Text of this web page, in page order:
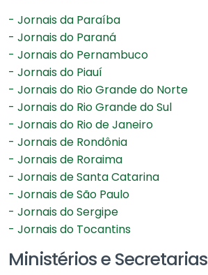
- Jornais da Paraíba
- Jornais do Paraná
- Jornais do Pernambuco
- Jornais do Piauí
- Jornais do Rio Grande do Norte
- Jornais do Rio Grande do Sul
- Jornais do Rio de Janeiro
- Jornais de Rondônia
- Jornais de Roraima
- Jornais de Santa Catarina
- Jornais de São Paulo
- Jornais do Sergipe
- Jornais do Tocantins
Ministérios e Secretarias